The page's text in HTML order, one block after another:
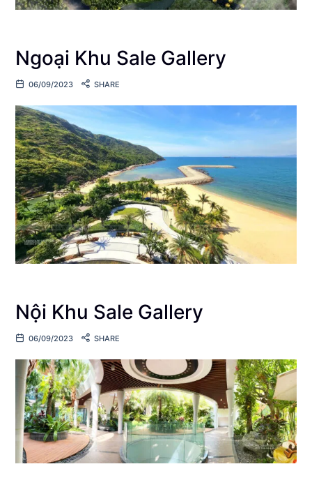
Ngoại Khu Sale Gallery
06/09/2023 SHARE
Nội Khu Sale Gallery
06/09/2023 SHARE